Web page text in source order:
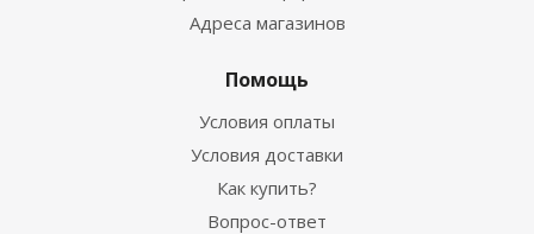
Адреса магазинов
Помощь
Условия оплаты
Условия доставки
Как купить?
Вопрос-ответ